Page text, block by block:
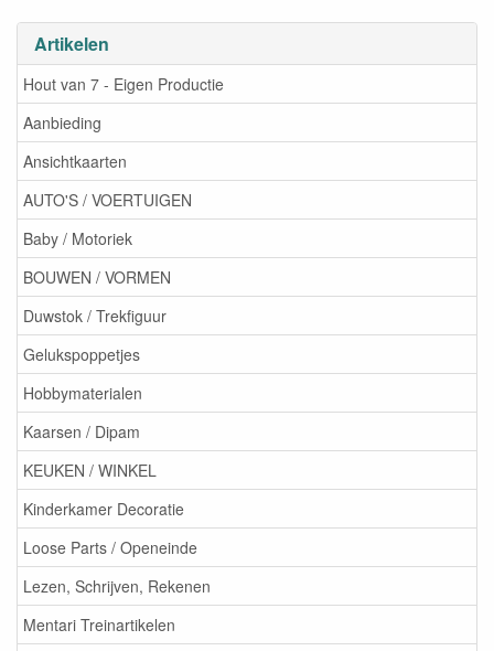
Artikelen
Hout van 7 - Eigen Productie
Aanbieding
Ansichtkaarten
AUTO'S / VOERTUIGEN
Baby / Motoriek
BOUWEN / VORMEN
Duwstok / Trekfiguur
Gelukspoppetjes
Hobbymaterialen
Kaarsen / Dipam
KEUKEN / WINKEL
Kinderkamer Decoratie
Loose Parts / Openeinde
Lezen, Schrijven, Rekenen
Mentari Treinartikelen